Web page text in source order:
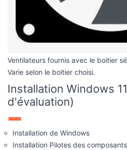
Ventilateurs fournis avec le boitier
Varie selon le boitier choisi.
Installation Windows
d'évaluation)
Installation de Windows
Installation Pilotes des